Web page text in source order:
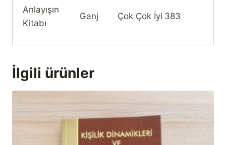
Anlayışın
Kitabı
Ganj Çok Çok İyi 383
İlgili ürünler